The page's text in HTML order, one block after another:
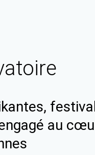
festival
au